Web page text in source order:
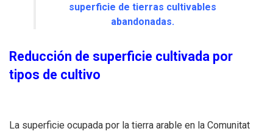
superficie de tierras cultivables
abandonadas.
Reducción de superficie cultivada por
tipos de cultivo
La superficie ocupada por la tierra arable en la Comunitat